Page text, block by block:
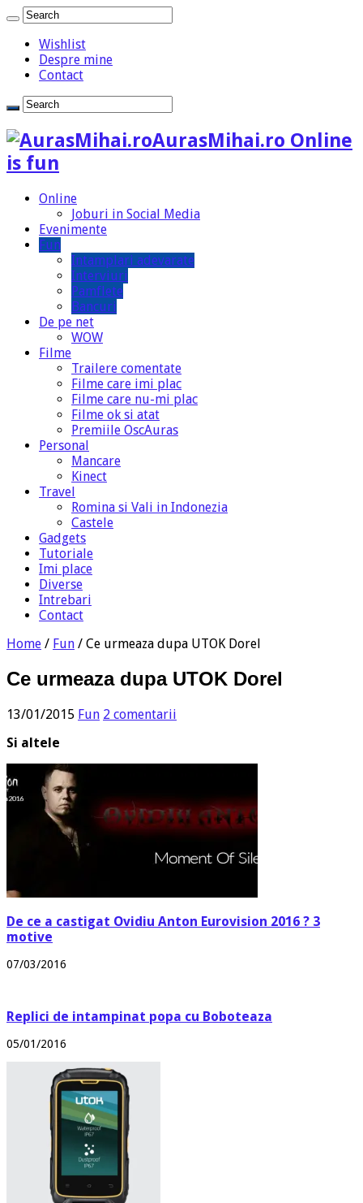
Wishlist
Despre mine
Contact
AurasMihai.ro Online
is fun
Online
Joburi in Social Media
Evenimente
Fun
Intamplari adevarate
Interviuri
Pamflete
Bancuri
De pe net
WOW
Filme
Trailere comentate
Filme care imi plac
Filme care nu-mi plac
Filme ok si atat
Premiile OscAuras
Personal
Mancare
Kinect
Travel
Romina si Vali in Indonezia
Castele
Gadgets
Tutoriale
Imi place
Diverse
Intrebari
Contact
Home / Fun / Ce urmeaza dupa UTOK Dorel
Ce urmeaza dupa UTOK Dorel
13/01/2015 Fun 2 comentarii
Si altele
De ce a castigat Ovidiu Anton Eurovision 2016 ? 3
motive
07/03/2016
Replici de intampinat popa cu Boboteaza
05/01/2016